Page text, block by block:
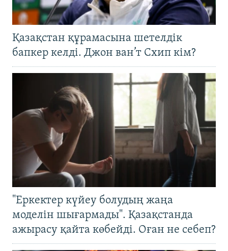
Қазақстан құрамасына шетелдік
бапкер келді. Джон ван’т Схип кім?
"Еркектер күйеу болудың жаңа
моделін шығармады". Қазақстанда
ажырасу қайта көбейді. Оған не себеп?